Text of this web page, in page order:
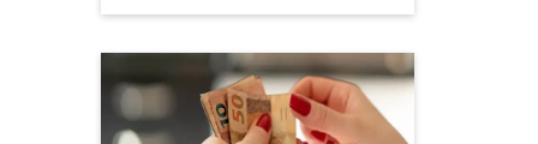
Cargos, Salários e
Remuneração